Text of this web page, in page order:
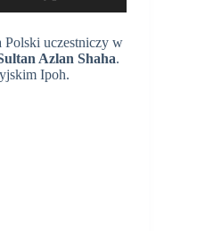
Polski uczestniczy w
Azlan Shaha.
Ipoh.